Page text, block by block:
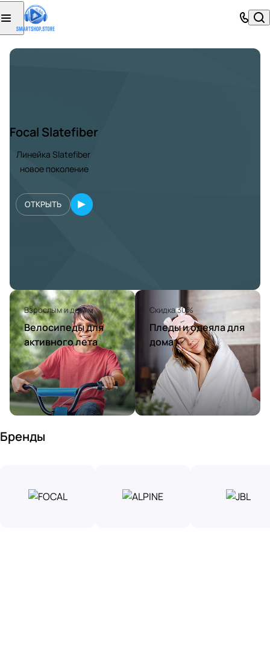
Focal Slatefiber
Линейка Slatefiber
новое поколение
ОТКРЫТЬ
Взрослым и детям
Велосипеды для
активного лета
Скидка 30%
Пледы и одеяла для
дома
Бренды